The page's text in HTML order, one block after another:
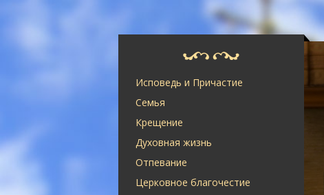
Исповедь и Причастие
Семья
Крещение
Духовная жизнь
Отпевание
Церковное благочестие